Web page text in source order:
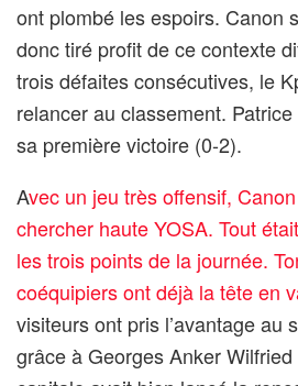
ont plombé les espoirs. Canon
donc tiré profit de ce contexte
trois défaites consécutives, le
relancer au classement.
sa première victoire (0-2).
Avec un jeu très offensif,
chercher haute YOSA. Tout
les trois points de la journée.
coéquipiers ont déjà la tête en
visiteurs ont pris l’avantage au
grâce à Georges Anker